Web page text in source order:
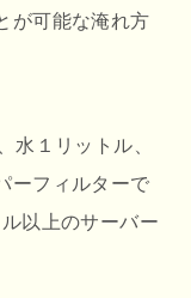
が可能な淹れ方
水１リットル、
ーフィルターで
以上のサーバー